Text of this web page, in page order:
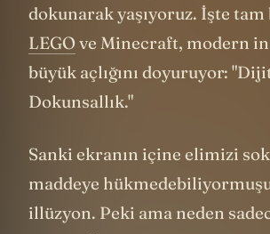
dokunarak yaşıyoruz. İşte tam
LEGOve Minecraft, modern
büyük açlığını doyuruyor:
Dokunsallık."
Sanki ekranın içine elimizi
maddeye
illüzyon. Peki ama neden